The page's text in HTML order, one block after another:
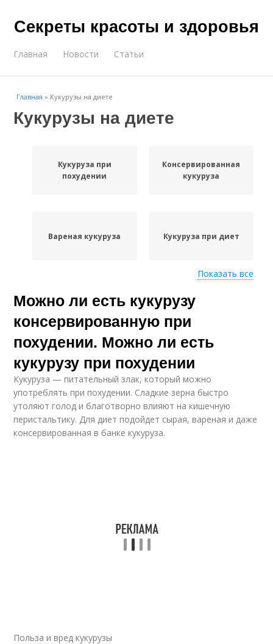
Секреты красоты и здоровья
Главная Новости Статьи
Главная » Кукурузы на диете
Кукурузы на диете
Кукуруза при
похудении
Консервированная
кукуруза
Вареная кукуруза Кукуруза при диет
Кукуруза при грудном
вскармливании
Кукуруза на диете
Кукурузы при
похудении
Сырая кукуруза
Кукуруза при диете
Показать все
Можно ли есть кукурузу
консервированную при
похудении. Можно ли есть
кукурузу при похудении
Кукуруза — питательный злак, который можно
употреблять при похудении. Сладкие зерна быстро
утоляют голод и благотворно влияют на кишечную
перистальтику. Для диет подойдет сырая, вареная и даже
консервированная в банке кукуруза.
Польза и вред кукурузы